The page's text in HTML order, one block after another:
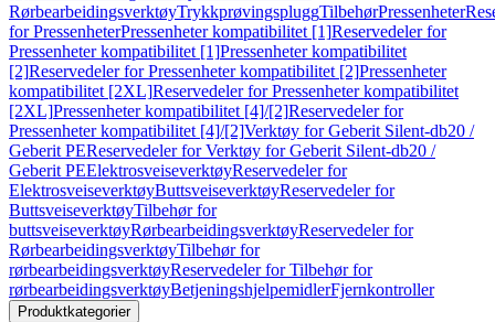
RørbearbeidingsverktøyTrykkprøvingspluggTilbehørPressenheter
for PressenheterPressenheter kompatibilitet [1]Reservedeler for
Pressenheter kompatibilitet [1]Pressenheter kompatibilitet
[2]Reservedeler for Pressenheter kompatibilitet [2]Pressenheter
kompatibilitet [2XL]Reservedeler for Pressenheter kompatibilitet
[2XL]Pressenheter kompatibilitet [4]/[2]Reservedeler for
Pressenheter kompatibilitet [4]/[2]Verktøy for Geberit Silent-db20 /
Geberit PEReservedeler for Verktøy for Geberit Silent-db20 /
Geberit PEElektrosveiseverktøyReservedeler for
ElektrosveiseverktøyButtsveiseverktøyReservedeler for
ButtsveiseverktøyTilbehør for
buttsveiseverktøyRørbearbeidingsverktøyReservedeler for
RørbearbeidingsverktøyTilbehør for
rørbearbeidingsverktøyReservedeler for Tilbehør for
rørbearbeidingsverktøyBetjeningshjelpemidlerFjernkontroller
Produktkategorier